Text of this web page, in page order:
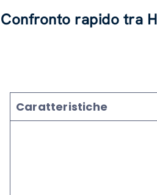
Confronto rapido tra
Caratteristiche